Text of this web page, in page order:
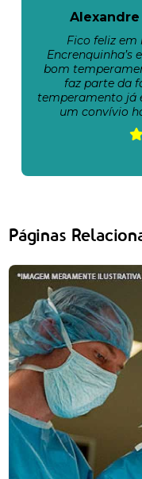
Alexandre
Fico feliz
Encrenquinha’s
bom
faz parte da
temperamento já
um convívio
Páginas